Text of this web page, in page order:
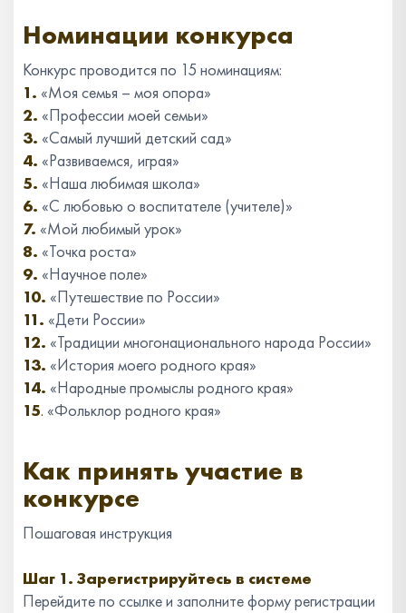
Номинации конкурса
Конкурс проводится по 15 номинациям:
1. «Моя семья – моя опора»
2. «Профессии моей семьи»
3. «Самый лучший детский сад»
4. «Развиваемся, играя»
5. «Наша любимая школа»
6. «С любовью о воспитателе (учителе)»
7. «Мой любимый урок»
8. «Точка роста»
9. «Научное поле»
10. «Путешествие по России»
11. «Дети России»
12. «Традиции многонационального народа России»
13. «История моего родного края»
14. «Народные промыслы родного края»
15. «Фольклор родного края»
Как принять участие в
конкурсе
Пошаговая инструкция
Шаг 1. Зарегистрируйтесь в системе
Перейдите по ссылке и заполните форму регистрации